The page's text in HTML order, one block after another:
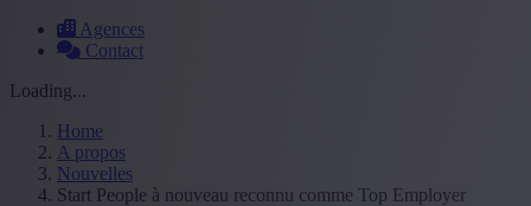
Agences
Contact
Loading...
Home
A propos
Nouvelles
Start People à nouveau reconnu comme Top Employer